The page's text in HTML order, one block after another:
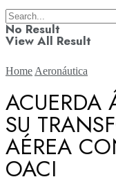
No Result
View All Result
Aerolíneas
Aeronáutica
Home Aeronáutica
ACUERDA
SU
AÉREA
OACI